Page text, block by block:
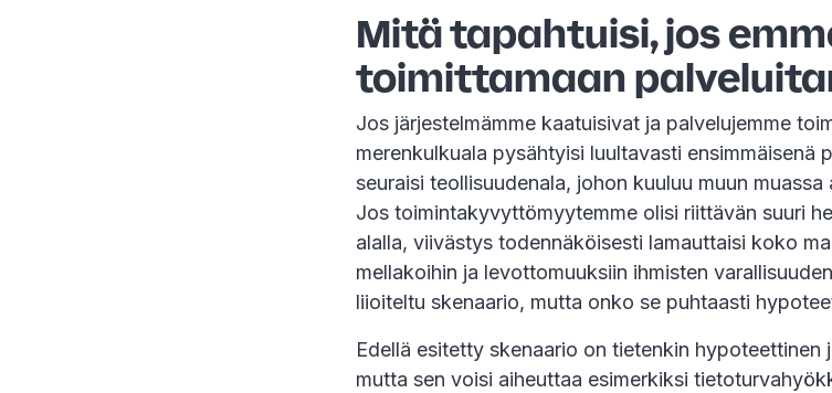
Mitä tapahtuisi, jos
toimittamaan
Jos järjestelmämme kaatuisivat ja palvelujemme
merenkulkuala pysähtyisi luultavasti ensimmäisenä
seuraisi teollisuudenala, johon kuuluu muun
Jos toimintakyvyttömyytemme olisi riittävän suuri
alalla, viivästys todennäköisesti lamauttaisi koko
mellakoihin ja levottomuuksiin ihmisten
liioiteltu skenaario, mutta onko se puhtaasti
Edellä esitetty skenaario on tietenkin hypoteettinen
mutta sen voisi aiheuttaa esimerkiksi